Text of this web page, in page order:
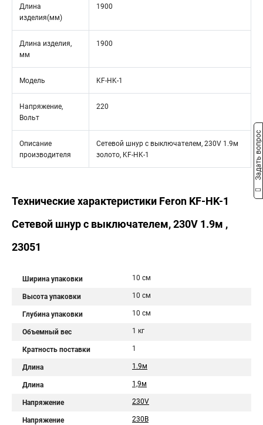
Длина
изделия(мм)
1900
Длина изделия,
мм
1900
Модель KF-HK-1
Напряжение,
Вольт
220
Описание
производителя
Сетевой шнур с выключателем, 230V 1.9м
золото, KF-HK-1
Технические характеристики Feron KF-HK-1
Сетевой шнур с выключателем, 230V 1.9м ,
23051
Ширина упаковки 10 см
Высота упаковки 10 см
Глубина упаковки 10 см
Объемный вес 1 кг
Кратность поставки 1
Длина 1.9м
Длина 1,9м
Напряжение 230V
Напряжение 230В
Задать вопрос